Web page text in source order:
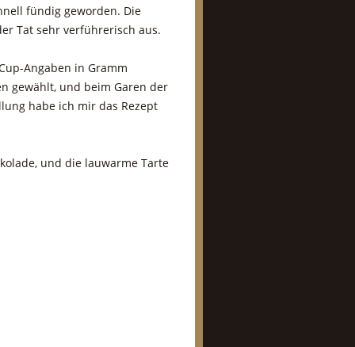
fündig geworden. Die
Tat sehr verführerisch aus.
Angaben in Gramm
gewählt, und beim Garen der
habe ich mir das Rezept
und die lauwarme Tarte